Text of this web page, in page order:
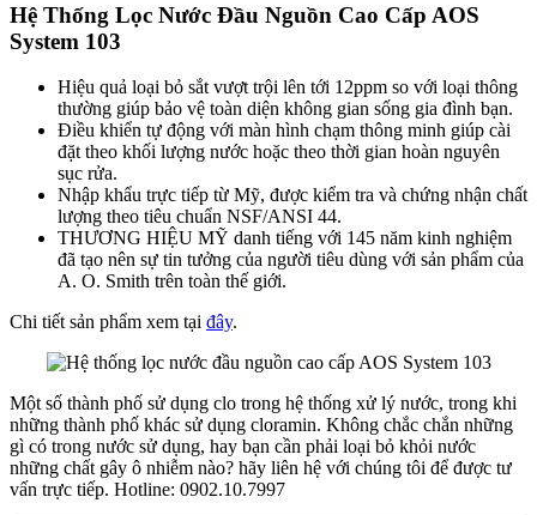
Hệ Thống Lọc Nước Đầu Nguồn Cao Cấp AOS
System 103
Hiệu quả loại bỏ sắt vượt trội lên tới 12ppm so với loại thông
thường giúp bảo vệ toàn diện không gian sống gia đình bạn.
Điều khiển tự động với màn hình chạm thông minh giúp cài
đặt theo khối lượng nước hoặc theo thời gian hoàn nguyên
sục rửa.
Nhập khẩu trực tiếp từ Mỹ, được kiểm tra và chứng nhận chất
lượng theo tiêu chuẩn NSF/ANSI 44.
THƯƠNG HIỆU MỸ danh tiếng với 145 năm kinh nghiệm
đã tạo nên sự tin tưởng của người tiêu dùng với sản phẩm của
A. O. Smith trên toàn thế giới.
Chi tiết sản phẩm xem tại đây.
Một số thành phố sử dụng clo trong hệ thống xử lý nước, trong khi
những thành phố khác sử dụng cloramin. Không chắc chắn những
gì có trong nước sử dụng, hay bạn cần phải loại bỏ khỏi nước
những chất gây ô nhiễm nào? hãy liên hệ với chúng tôi để được tư
vấn trực tiếp. Hotline: 0902.10.7997